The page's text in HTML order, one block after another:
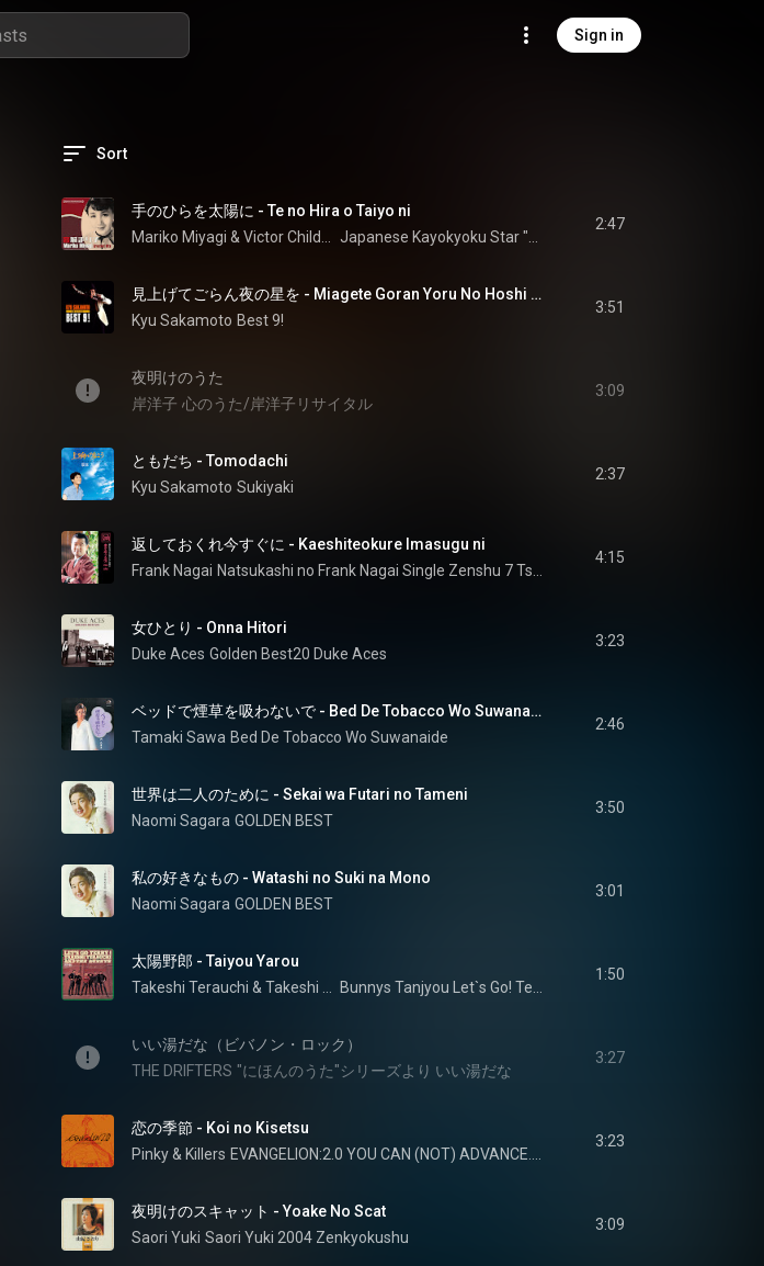
Sign in
Sort
手のひらを太陽に - Te no Hira o Taiyo ni
2:47
見上げてごらん夜の星を - Miagete Goran Yoru No Hoshi Wo
Kyu Sakamoto Best 9!
3:51
夜明けのうた
岸洋子 心のうた/岸洋子リサイタル
3:09
ともだち - Tomodachi
Kyu Sakamoto Sukiyaki
2:37
返しておくれ今すぐに - Kaeshiteokure Imasugu ni
Frank Nagai
4:15
女ひとり - Onna Hitori
Duke Aces Golden Best20 Duke Aces
3:23
ベッドで煙草を吸わないで - Bed De Tobacco Wo Suwanaide
Tamaki Sawa Bed De Tobacco Wo Suwanaide
2:46
世界は二人のために - Sekai wa Futari no Tameni
Naomi Sagara GOLDEN BEST
3:50
私の好きなもの - Watashi no Suki na Mono
Naomi Sagara GOLDEN BEST
3:01
太陽野郎 - Taiyou Yarou
Takeshi Terauchi &
1:50
いい湯だな（ビバノン・ロック）
THE DRIFTERS "にほんのうた"シリーズより いい湯だな
3:27
恋の季節 - Koi no Kisetsu
Pinky & Killers
3:23
夜明けのスキャット - Yoake No Scat
Saori Yuki Saori Yuki 2004 Zenkyokushu
3:09